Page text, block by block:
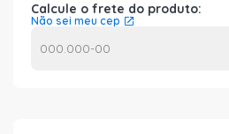
Calcule o frete do produto:
Não sei meu cep